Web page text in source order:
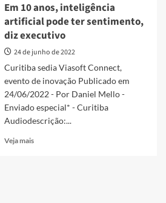
Em 10 anos, inteligência
artificial pode ter sentimento,
diz executivo
24 de junho de 2022
Curitiba sedia Viasoft Connect,
evento de inovação Publicado em
24/06/2022 - Por Daniel Mello -
Enviado especial* - Curitiba
Audiodescrição:...
Veja maisRead